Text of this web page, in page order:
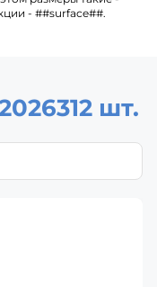
- ##surface##.
312 шт.